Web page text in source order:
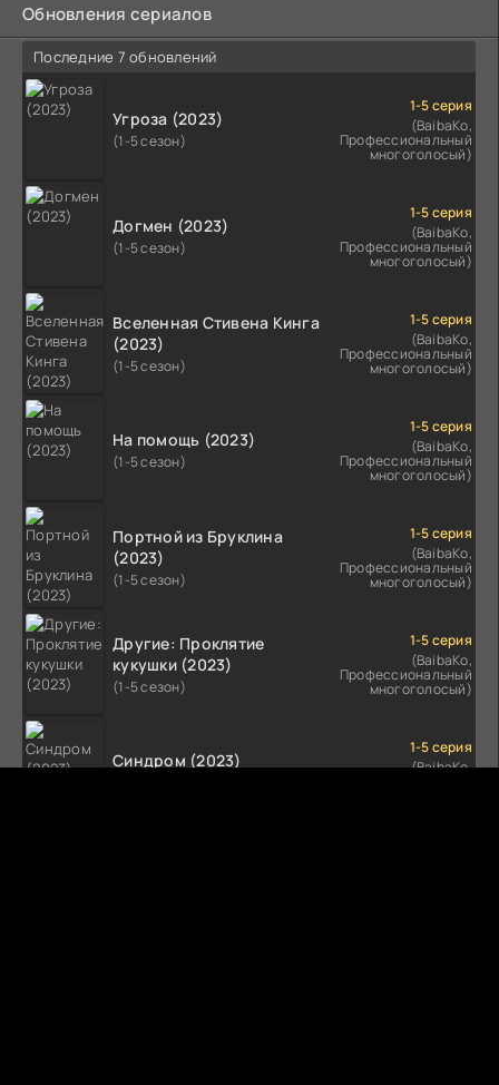
Обновления сериалов
Последние 7 обновлений
Угроза (2023)
(1-5 сезон)
1-5 серия
(BaibaKo,
Профессиональный
многоголосый)
Догмен (2023)
(1-5 сезон)
1-5 серия
(BaibaKo,
Профессиональный
многоголосый)
Вселенная Стивена Кинга
(2023)
(1-5 сезон)
1-5 серия
(BaibaKo,
Профессиональный
многоголосый)
На помощь (2023)
(1-5 сезон)
1-5 серия
(BaibaKo,
Профессиональный
многоголосый)
Портной из Бруклина
(2023)
(1-5 сезон)
1-5 серия
(BaibaKo,
Профессиональный
многоголосый)
Другие: Проклятие
кукушки (2023)
(1-5 сезон)
1-5 серия
(BaibaKo,
Профессиональный
многоголосый)
Синдром (2023)
1-5 серия
(BaibaKo,